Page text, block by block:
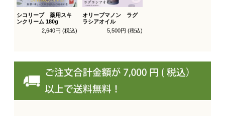
シコリーブ 薬用スキ
ンクリーム 180g
2,640円 (税込)
オリーブマノン ラグ
ラシアオイル
5,500円 (税込)